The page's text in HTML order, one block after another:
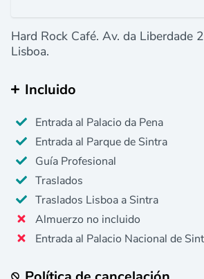
Hard Rock Café. Av. da Liberdade
Lisboa.
Incluido
Entrada al Palacio da Pena
Entrada al Parque de Sintra
Guía Profesional
Traslados
Traslados Lisboa a Sintra
Almuerzo no incluido
Entrada al Palacio Nacional de